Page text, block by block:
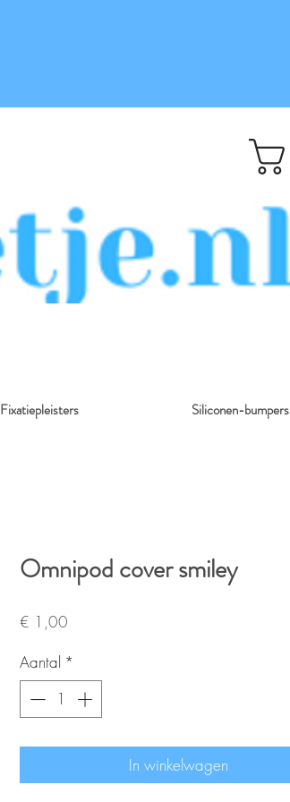
Fixatiepleisters Siliconen-bumpers
Omnipod cover smiley
€ 1,00
Aantal *
In winkelwagen